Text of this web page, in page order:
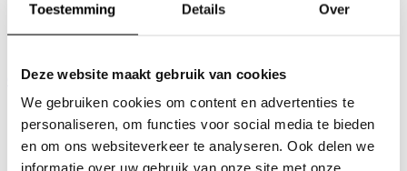
Toestemming Details Over
Deze website maakt gebruik van cookies
We gebruiken cookies om content en advertenties te
personaliseren, om functies voor social media te bieden
en om ons websiteverkeer te analyseren. Ook delen we
informatie over uw gebruik van onze site met onze
Creative Hub
Work
Contact